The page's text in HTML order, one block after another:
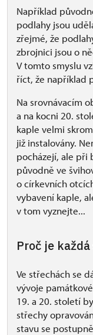
Například
podlahy jsou
zřejmé, že
zbrojnici jsou o
V tomto smyslu
říct, že například
Na srovnávacím
a na kocni 20.
kaple velmi
již instalovány.
pocházejí, ale při
původně ve
o církevních
vybavení kaple,
v tom vyznejte...
Proč je
Ve střechách se
vývoje
19. a 20. století
střechy
stavu se